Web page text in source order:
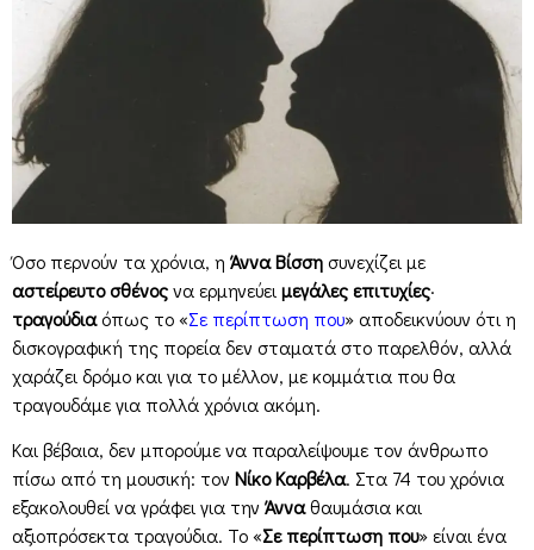
Όσο περνούν τα χρόνια, η Άννα Βίσσησυνεχίζει με
αστείρευτο σθένοςνα ερμηνεύει μεγάλες επιτυχίες·
τραγούδιαόπως το «Σε περίπτωση που» αποδεικνύουν ότι η
δισκογραφική της πορεία δεν σταματά στο παρελθόν, αλλά
χαράζει δρόμο και για το μέλλον, με κομμάτια που θα
τραγουδάμε για πολλά χρόνια ακόμη.
Και βέβαια, δεν μπορούμε να παραλείψουμε τον άνθρωπο
πίσω από τη μουσική: τον Νίκο Καρβέλα. Στα 74 του χρόνια
εξακολουθεί να γράφει για την Άνναθαυμάσια και
αξιοπρόσεκτα τραγούδια. Το «Σε περίπτωση που» είναι ένα